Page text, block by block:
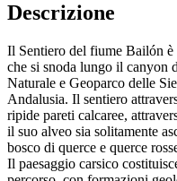
Descrizione
Il Sentiero del fiume Bailón
che si snoda lungo il canyon
Naturale e Geoparco delle
Andalusia. Il sentiero
ripide pareti calcaree,
il suo alveo sia solitamente
bosco di querce e querce
Il paesaggio carsico